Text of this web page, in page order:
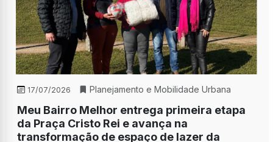
17/07/2026 Planejamento e Mobilidade Urbana
Meu Bairro Melhor entrega primeira etapa
da Praça Cristo Rei e avança na
transformação de espaço de lazer da